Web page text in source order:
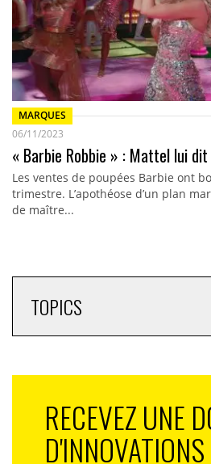
MARQUES
06/11/2023
« Barbie Robbie » : Mattel lui
Les ventes de poupées Barbie ont
trimestre. L’apothéose d’un plan
de maître...
TOPICS
RECEVEZ UNE